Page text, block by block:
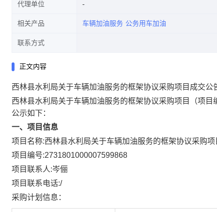
代理单位
相关产品 车辆加油服务 公务用车加油
联系方式
正文内容
西林县水利局关于车辆加油服务的框架协议采购项目成交公
西林县水利局关于车辆加油服务的框架协议采购项目
（项目
公示如下：
一、项目信息
项目名称:西林县水利局关于车辆加油服务的框架协议采购项
项目编号:2731801000007599868
项目联系人:岑俪
项目联系电话:/
采购计划信息：